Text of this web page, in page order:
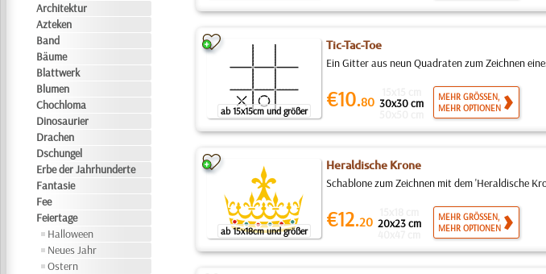
Architektur
Azteken
Band
Bäume
Blattwerk
Blumen
Chochloma
Dinosaurier
Drachen
Dschungel
Erbe der Jahrhunderte
Fantasie
Fee
Feiertage
Halloween
Neues Jahr
Ostern
ab 15x15cm und größer
Tic-Tac-Toe
Ein Gitter aus neun Quadraten zum Zeichnen
€10.80 30x30 cm
MEHR GRÖSSEN,
MEHR OPTIONEN
ab 15x18cm und größer
Heraldische Krone
Schablone zum Zeichnen mit dem 'Heraldische
€12.20 20x23 cm
MEHR GRÖSSEN,
MEHR OPTIONEN